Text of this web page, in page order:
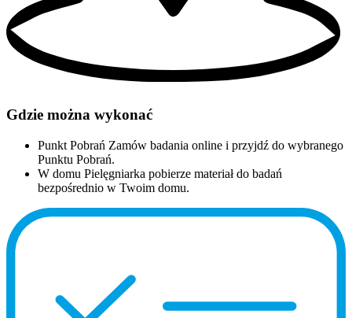
Gdzie można wykonać
Punkt Pobrań Zamów badania online i przyjdź do wybranego
Punktu Pobrań.
W domu Pielęgniarka pobierze materiał do badań
bezpośrednio w Twoim domu.